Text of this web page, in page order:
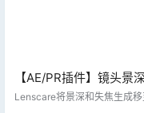
【AE/PR插件】镜头景
焦模糊AE/PR插件
Lenscare将景深和失焦生成移